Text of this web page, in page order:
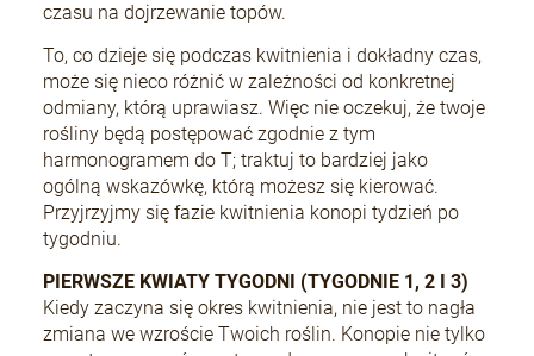
czasu na dojrzewanie topów.
To, co dzieje się podczas kwitnienia i dokładny czas,
może się nieco różnić w zależności od konkretnej
odmiany, którą uprawiasz. Więc nie oczekuj, że twoje
rośliny będą postępować zgodnie z tym
harmonogramem do T; traktuj to bardziej jako
ogólną wskazówkę, którą możesz się kierować.
Przyjrzyjmy się fazie kwitnienia konopi tydzień po
tygodniu.
PIERWSZE KWIATY TYGODNI (TYGODNIE 1, 2 I 3)
Kiedy zaczyna się okres kwitnienia, nie jest to nagła
zmiana we wzroście Twoich roślin. Konopie nie tylko